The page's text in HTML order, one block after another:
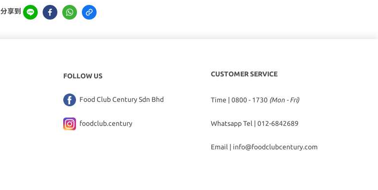
分享到
FOLLOW US
Food Club Century Sdn Bhd
foodclub.century
CUSTOMER SERVICE
Time | 0800 - 1730 (Mon - Fri)
Whatsapp Tel | 012-6842689
Email | info@foodclubcentury.com